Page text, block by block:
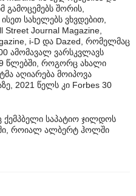
გამოცემებს შორის,
სახელებს ვხვდებით,
Street Journal Magazine,
i-D და Dazed, რომელმაც
ამომავალ ვარსკვლავს
წლებში, როგორც ახალი
აღიარება მოიპოვა
2021 წელს კი Forbes 30
საპატიო ჯილდოს
როიალ ალბერტ ჰოლში